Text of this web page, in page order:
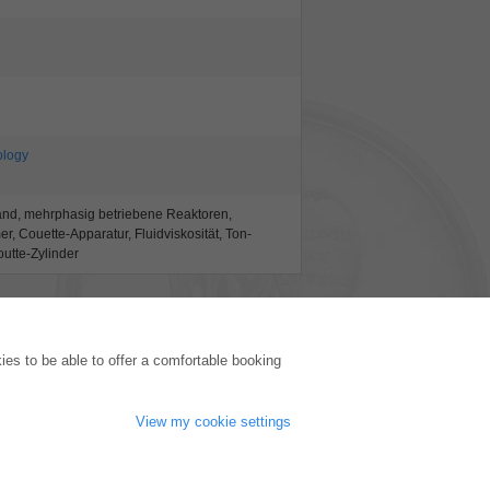
to be able to offer a comfortable booking
View my cookie settings
mehrphasig betriebene Reaktoren,
Couette-Apparatur, Fluidviskosität, Ton-
Zylinder
Legally Responsible